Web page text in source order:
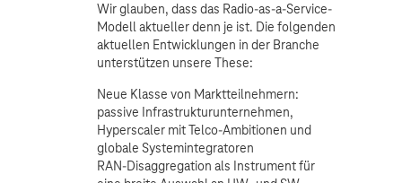
Wir glauben, dass das Radio-as-a-Service-
Modell aktueller denn je ist. Die folgenden
aktuellen Entwicklungen in der Branche
unterstützen unsere These:
Neue Klasse von Marktteilnehmern:
passive Infrastrukturunternehmen,
Hyperscaler mit Telco-Ambitionen und
globale Systemintegratoren
RAN-Disaggregation als Instrument für